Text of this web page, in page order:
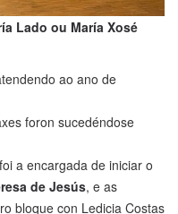
Lado ou María Xosé
ao ano de
foron sucedéndose
foi a encargada de iniciar o
de Jesús, e as
bloque con Ledicia Costas